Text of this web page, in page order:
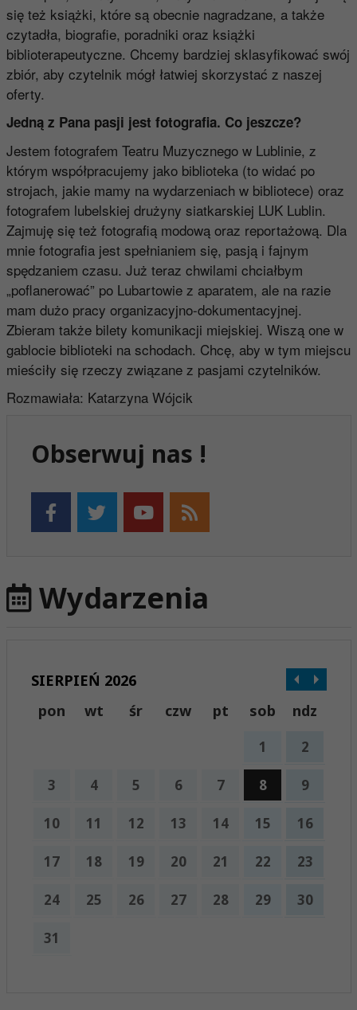
się też książki, które są obecnie nagradzane, a także
czytadła, biografie, poradniki oraz książki
biblioterapeutyczne. Chcemy bardziej sklasyfikować swój
zbiór, aby czytelnik mógł łatwiej skorzystać z naszej
oferty.
Jedną z Pana pasji jest fotografia. Co jeszcze?
Jestem fotografem Teatru Muzycznego w Lublinie, z
którym współpracujemy jako biblioteka (to widać po
strojach, jakie mamy na wydarzeniach w bibliotece) oraz
fotografem lubelskiej drużyny siatkarskiej LUK Lublin.
Zajmuję się też fotografią modową oraz reportażową. Dla
mnie fotografia jest spełnianiem się, pasją i fajnym
spędzaniem czasu. Już teraz chwilami chciałbym
„poflanerować” po Lubartowie z aparatem, ale na razie
mam dużo pracy organizacyjno-dokumentacyjnej.
Zbieram także bilety komunikacji miejskiej. Wiszą one w
gablocie biblioteki na schodach. Chcę, aby w tym miejscu
mieściły się rzeczy związane z pasjami czytelników.
Rozmawiała: Katarzyna Wójcik
Obserwuj nas !
Wydarzenia
SIERPIEŃ 2026
pon
wt śr czw pt sob ndz
1 2
3 4 5 6 7 8 9
10 11 12 13 14 15 16
17 18 19 20 21 22 23
24 25 26 27 28 29 30
31